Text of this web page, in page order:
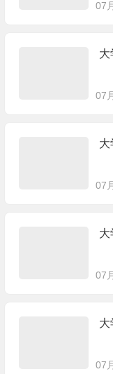
07
大
07
大
07
大
07
大
07